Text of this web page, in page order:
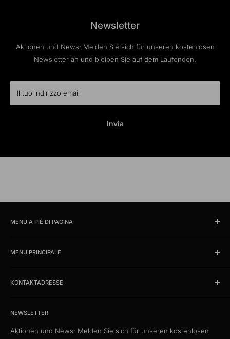
Newsletter
Aktionen und News: Melden Sie sich für unseren kostenlosen
Newsletter an und bleiben Sie auf dem Laufenden.
Il tuo indirizzo email
Invia
MENÙ A PIÈ DI PAGINA
Orari e ubicazione
Condizioni
Spedizione
MENU PRINCIPALE
News
Cataloghi campione
Patch di qualità
KONTAKTADRESSE
Das Kabelportal. Persönlich. Kompetent. Seit 1997.
NEWSLETTER
Aktionen und News: Melden Sie sich für unseren kostenlosen